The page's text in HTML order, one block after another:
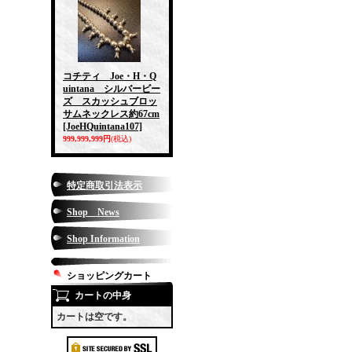
コチティ Joe・H・Q
uintana シルバービー
ズ スカッシュブロッ
サムネックレス約67cm
[JoeHQuintana107]
999,999,999円(税込)
特定商取引法表示
Shop News
Shop Information
ショッピングカート
カートの中身
カートは空です。